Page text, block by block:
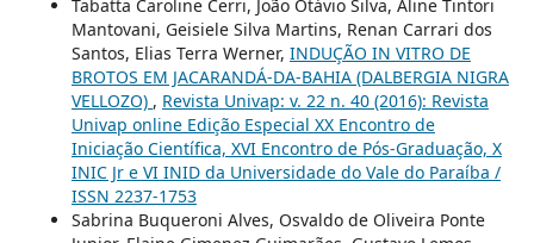
Tabatta Caroline Cerri, João Otávio Silva, Aline Tintori
Mantovani, Geisiele Silva Martins, Renan Carrari dos
Santos, Elias Terra Werner, INDUÇÃO IN VITRO DE
BROTOS EM JACARANDÁ-DA-BAHIA (DALBERGIA NIGRA
VELLOZO) , Revista Univap: v. 22 n. 40 (2016): Revista
Univap online Edição Especial XX Encontro de
Iniciação Científica, XVI Encontro de Pós-Graduação, X
INIC Jr e VI INID da Universidade do Vale do Paraíba /
ISSN 2237-1753
Sabrina Buqueroni Alves, Osvaldo de Oliveira Ponte